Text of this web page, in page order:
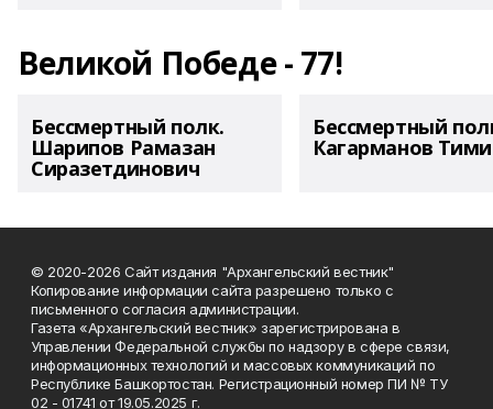
Великой Победе - 77!
Бессмертный полк.
Шарипов Рамазан
Сиразетдинович
Бессмертный
Кагарманов
© 2020-2026 Сайт издания "Архангельский вестник"
Копирование информации сайта разрешено только с
письменного согласия администрации.
Газета «Архангельский вестник» зарегистрирована в
Управлении Федеральной службы по надзору в сфере связи,
информационных технологий и массовых коммуникаций по
Республике Башкортостан. Регистрационный номер ПИ № ТУ
02 - 01741 от 19.05.2025 г.